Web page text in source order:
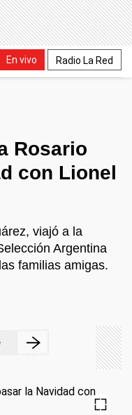
En vivo Radio La Red
Rosario
con Lionel
viajó a la
Argentina
familias amigas.